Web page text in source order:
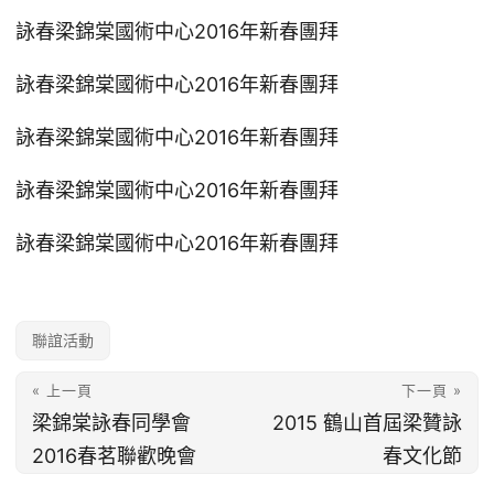
詠春梁錦棠國術中心2016年新春團拜
詠春梁錦棠國術中心2016年新春團拜
詠春梁錦棠國術中心2016年新春團拜
詠春梁錦棠國術中心2016年新春團拜
詠春梁錦棠國術中心2016年新春團拜
聯誼活動
« 上一頁
梁錦棠詠春同學會
2016春茗聯歡晚會
下一頁 »
2015 鶴山首屆梁贊詠
春文化節